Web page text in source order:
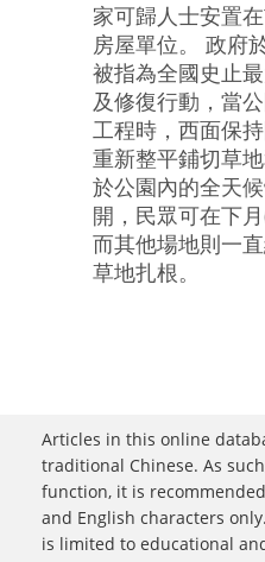
家可歸人士安置
房屋單位。 政府
被指為全國史止
及修復行動，當
工程時，西面保
重新整平鋪切草
於公園內的全天
開，民眾可在下
而其他場地則一
草地扎根。
Articles in this online
traditional Chinese. As
function, it is
and English characters
is limited to educational